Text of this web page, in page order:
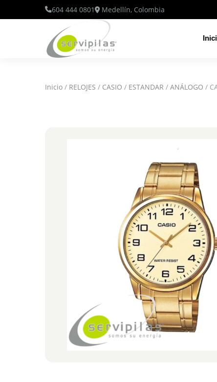
604 444 0801 Medellín, Colombia
Inicio / RELOJES / CASIO / ESTANDAR / ANÁLOGO /